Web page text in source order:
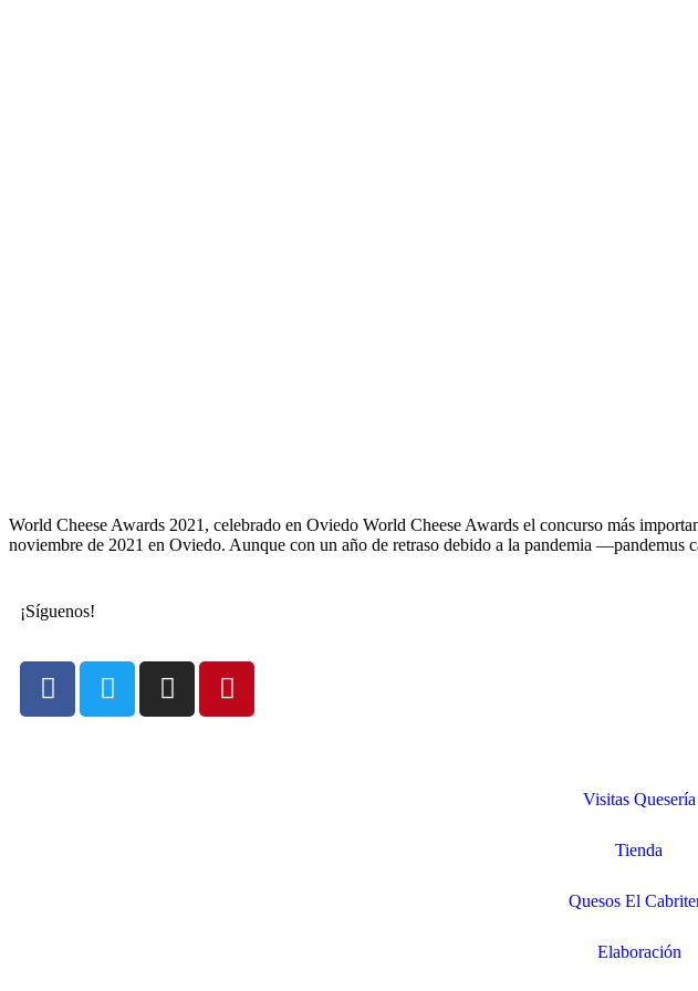
World Cheese Awards 2021, celebrado en Oviedo World Cheese Awards el concurso más
noviembre de 2021 en Oviedo. Aunque con un año de retraso debido a la pandemia
¡Síguenos!
Visitas Quesería
Tienda
Quesos El
Elaboración